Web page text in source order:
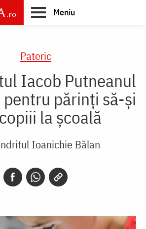
Meniu
Pateric
Iacob Putneanul
părinți să-și
la școală
Ioanichie Bălan